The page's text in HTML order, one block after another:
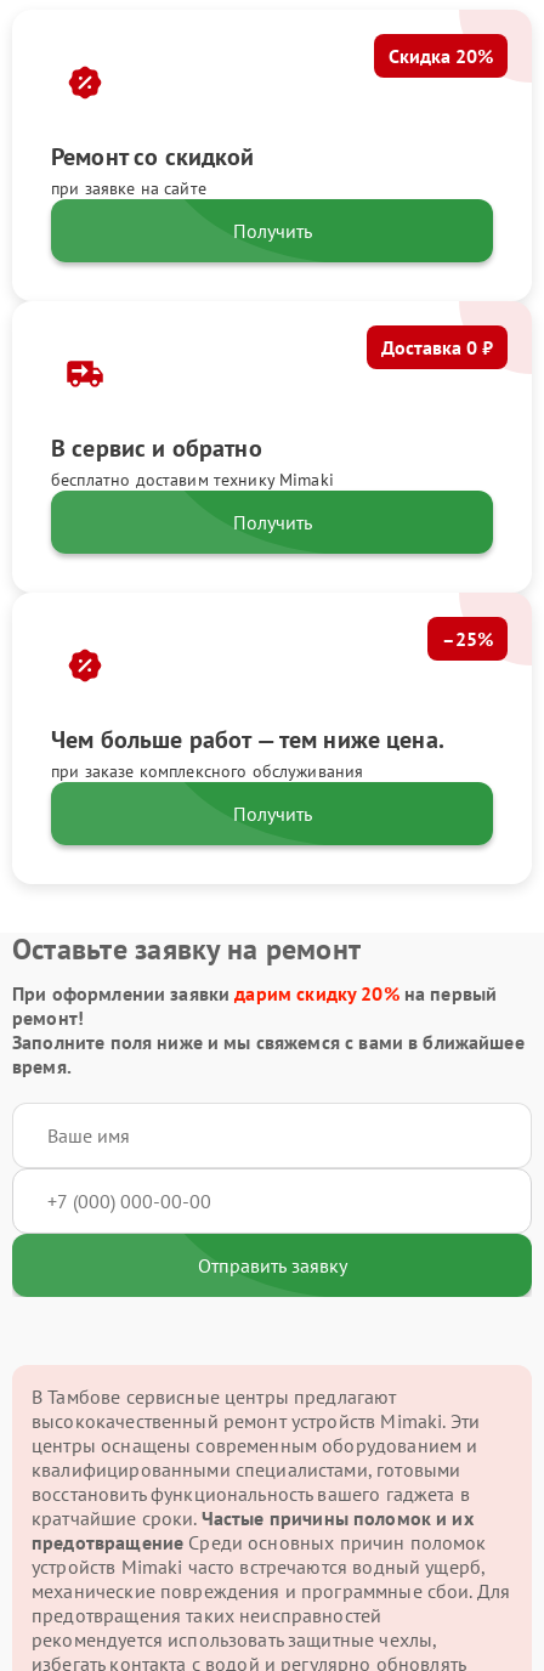
Ремонт со скидкой
при заявке на сайте
Скидка 20%
Получить
В сервис и обратно
бесплатно доставим технику Mimaki
Доставка 0 ₽
Получить
Чем больше работ — тем ниже цена.
при заказе комплексного обслуживания
–25%
Получить
Оставьте заявку на ремонт
При оформлении заявкидарим скидку 20%на первый
ремонт!
Заполните поля ниже и мы свяжемся с вами в ближайшее
время.
Отправить заявку
В Тамбове сервисные центры предлагают
высококачественный ремонт устройств Mimaki. Эти
центры оснащены современным оборудованием и
квалифицированными специалистами, готовыми
восстановить функциональность вашего гаджета в
кратчайшие сроки. Частые причины поломок и их
предотвращение Среди основных причин поломок
устройств Mimaki часто встречаются водный ущерб,
механические повреждения и программные сбои. Для
предотвращения таких неисправностей
рекомендуется использовать защитные чехлы,
избегать контакта с водой и регулярно обновлять